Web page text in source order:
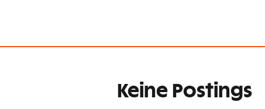
Keine Postings